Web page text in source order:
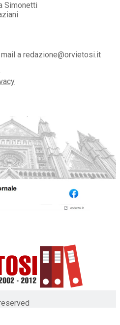
Simonetti
a redazione@orvietosi.it